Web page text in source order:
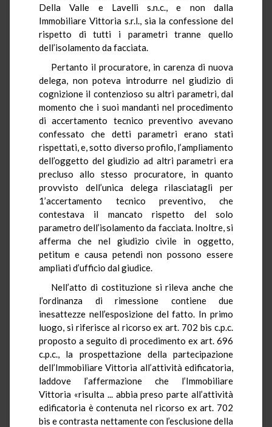
Della Valle e Lavelli s.n.c., e non dalla
Immobiliare Vittoria s.r.l., sia la confessione del
rispetto di tutti i parametri tranne quello
dell’isolamento da facciata.
Pertanto il procuratore, in carenza di nuova
delega, non poteva introdurre nel giudizio di
cognizione il contenzioso su altri parametri, dal
momento che i suoi mandanti nel procedimento
di accertamento tecnico preventivo avevano
confessato che detti parametri erano stati
rispettati, e, sotto diverso profilo, l’ampliamento
dell’oggetto del giudizio ad altri parametri era
precluso allo stesso procuratore, in quanto
provvisto dell’unica delega rilasciatagli per
1’accertamento tecnico preventivo, che
contestava il mancato rispetto del solo
parametro dell’isolamento da facciata. Inoltre, si
afferma che nel giudizio civile in oggetto,
petitum e causa petendi non possono essere
ampliati d’ufficio dal giudice.
Nell’atto di costituzione si rileva anche che
l’ordinanza di rimessione contiene due
inesattezze nell’esposizione del fatto. In primo
luogo, si riferisce al ricorso ex art. 702 bis c.p.c.
proposto a seguito di procedimento ex art. 696
c.p.c., la prospettazione della partecipazione
dell’Immobiliare Vittoria all’attività edificatoria,
laddove l’affermazione che l’Immobiliare
Vittoria «risulta ... abbia preso parte all’attività
edificatoria è contenuta nel ricorso ex art. 702
bis e contrasta nettamente con l’esclusione della